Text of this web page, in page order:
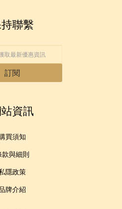
聯繫
訂閱
資訊
買須知
款與細則
隱政策
牌介紹